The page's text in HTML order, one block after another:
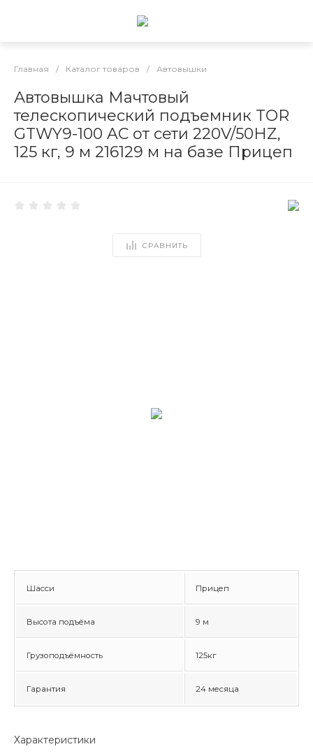
Главная / Каталог товаров / Автовышки
Автовышка Мачтовый
телескопический подъемник TOR
GTWY9-100 AC от сети 220V/50HZ,
125 кг, 9 м 216129 м на базе Прицеп
СРАВНИТЬ
Шасси Прицеп
Высота подъёма 9 м
Грузоподъёмность 125кг
Гарантия 24 месяца
Характеристики